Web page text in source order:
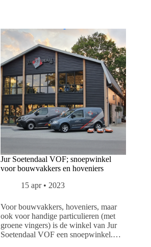
Jur Soetendaal VOF; snoepwinkel
voor bouwvakkers en hoveniers
15 apr • 2023
Voor bouwvakkers, hoveniers, maar
ook voor handige particulieren (met
groene vingers) is de winkel van Jur
Soetendaal VOF een snoepwinkel.…